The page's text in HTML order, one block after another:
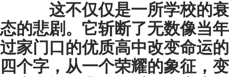
这不仅仅是一所学校的衰
态的悲剧。它斩断了无数像当
过家门口的优质高中改变命运
四个字，从一个荣耀的象征，